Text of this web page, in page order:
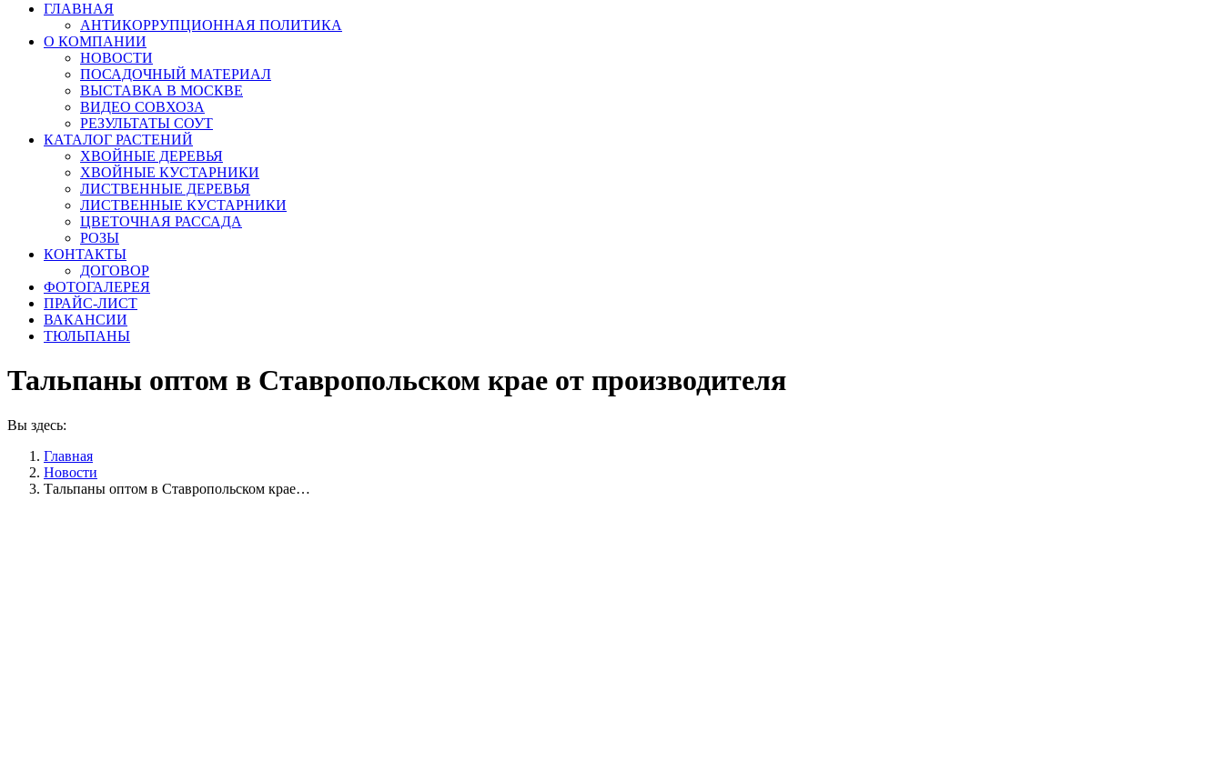
ГЛАВНАЯ
АНТИКОРРУПЦИОННАЯ ПОЛИТИКА
О КОМПАНИИ
НОВОСТИ
ПОСАДОЧНЫЙ МАТЕРИАЛ
ВЫСТАВКА В МОСКВЕ
ВИДЕО СОВХОЗА
РЕЗУЛЬТАТЫ СОУТ
КАТАЛОГ РАСТЕНИЙ
ХВОЙНЫЕ ДЕРЕВЬЯ
ХВОЙНЫЕ КУСТАРНИКИ
ЛИСТВЕННЫЕ ДЕРЕВЬЯ
ЛИСТВЕННЫЕ КУСТАРНИКИ
ЦВЕТОЧНАЯ РАССАДА
РОЗЫ
КОНТАКТЫ
ДОГОВОР
ФОТОГАЛЕРЕЯ
ПРАЙС-ЛИСТ
ВАКАНСИИ
ТЮЛЬПАНЫ
Тальпаны оптом в Ставропольском крае от производителя
Вы здесь:
Главная
Новости
Тальпаны оптом в Ставропольском крае…